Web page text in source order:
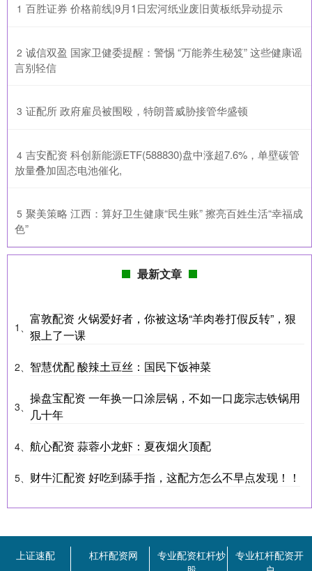
1 ​百胜证券 价格前线|9月1日宏河纸业废旧黄板纸异动提示
2 ​诚信双盈 国家卫健委提醒：警惕 “万能养生秘笈” 这些健康谣
言别轻信
3 ​证配所 政府雇员被围殴，特朗普威胁接管华盛顿
4 ​吉安配资 科创新能源ETF(588830)盘中涨超7.6%，单壁碳管
放量叠加固态电池催化,
5 ​聚美策略 江西：算好卫生健康“民生账” 擦亮百姓生活“幸福成
色”
最新文章
1、
富敦配资 火锅爱好者，你被这场“羊肉卷打假反转”，狠
狠上了一课
2、 智慧优配 酸辣土豆丝：国民下饭神菜
3、
操盘宝配资 一年换一口涂层锅，不如一口庞宗志铁锅用
几十年
4、 航心配资 蒜蓉小龙虾：夏夜烟火顶配
5、 财牛汇配资 好吃到舔手指，这配方怎么不早点发现！！
上证速配 杠杆配资网
专业配资杠杆炒
专业杠杆配资开